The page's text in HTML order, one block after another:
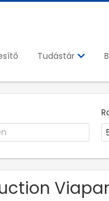
Tudástár